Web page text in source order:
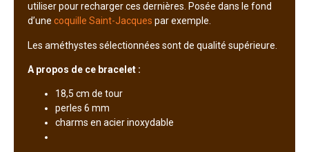
utiliser pour recharger ces dernières. Posée dans le fond
d’une coquille Saint-Jacques par exemple.
Les améthystes sélectionnées sont de qualité supérieure.
A propos de ce bracelet :
18,5 cm de tour
perles 6 mm
charms en acier inoxydable